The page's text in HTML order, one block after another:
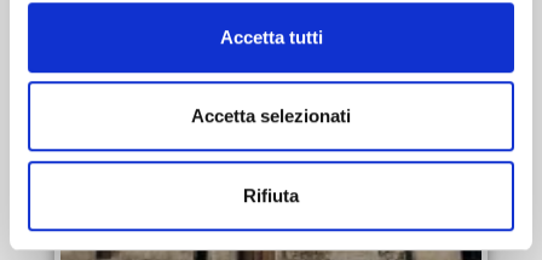
Accetta tutti
Accetta selezionati
Rifiuta